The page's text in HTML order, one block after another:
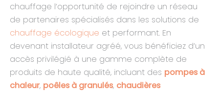
chauffage l’opportunité de rejoindre un réseau
de partenaires spécialisés dans les solutions de
chauffage écologique et performant. En
devenant installateur agréé, vous bénéficiez d’un
accès privilégié à une gamme complète de
produits de haute qualité, incluant des pompes à
chaleur, poêles à granulés, chaudières